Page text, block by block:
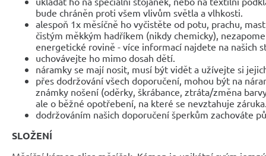
bude chráněn proti všem vlivům světla a vlhkosti.
alespoň 1x měsíčně ho vyčistěte od potu, prachu,
čistým měkkým hadříkem (nikdy chemicky),
energetické rovině - více informací najdete na našich
uchovávejte ho mimo dosah dětí.
náramky se mají nosit, musí být vidět a užívejte si
přes dodržování všech doporučení, mohou být na
známky nošení (oděrky, škrábance, ztráta/změna
ale o běžné opotřebení, na které se nevztahuje
dodržováním našich doporučení šperkům zachováte
SLOŽENÍ